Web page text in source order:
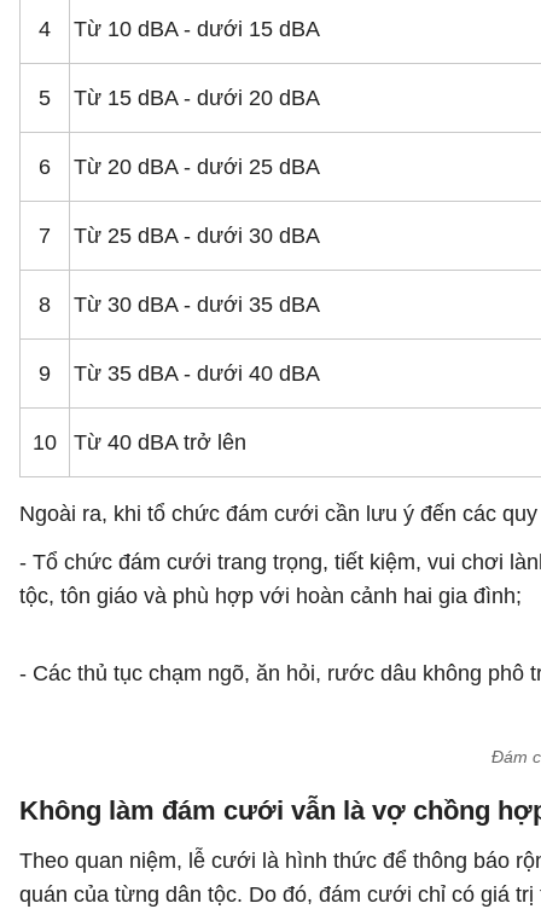
4 Từ 10 dBA - dưới 15 dBA
5 Từ 15 dBA - dưới 20 dBA
6 Từ 20 dBA - dưới 25 dBA
7 Từ 25 dBA - dưới 30 dBA
8 Từ 30 dBA - dưới 35 dBA
9 Từ 35 dBA - dưới 40 dBA
10 Từ 40 dBA trở lên
Ngoài ra, khi tổ chức đám cưới cần lưu ý đến các
- Tổ chức đám cưới trang trọng, tiết kiệm, vui chơi
tộc, tôn giáo và phù hợp với hoàn cảnh hai gia đình;
- Các thủ tục chạm ngõ, ăn hỏi, rước dâu không
Đám
Không làm đám cưới vẫn là vợ chồng
Theo quan niệm, lễ cưới là hình thức để thông báo
quán của từng dân tộc. Do đó, đám cưới chỉ có giá